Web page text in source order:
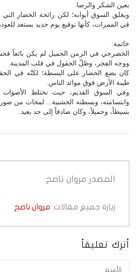
بعين الشكر والرضا.
ويغلق السوق أبوابه؛ لكن رائحة الخضار
في الممرات، كأنها توقيع يوم جديد يستعد
خاتمة:
الخضرجي في الزمن الجميل لم يكن بائعاً
ووجه الفجر، وظلّ الحقول في قلب المدينة.
كان يضع الخضار على البسطة؛ لكنّه في
طيبة الأرض فوق موائد الناس.
وفي السوق القديم، حيث تختلط الأصوات
وابتسامته، وبسطته الخشبية... لمحات من
بسيطاً، وجميلاً، وكان صادقاً إلى حد بعيد.
المصدر مروان ناصح
زيارة جميع مقالات: مروان ناصح
أترك تعليقاً